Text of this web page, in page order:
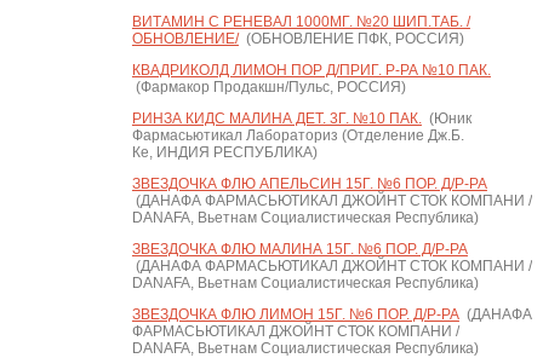
ВИТАМИН С РЕНЕВАЛ 1000МГ. №20 ШИП.ТАБ. /
ОБНОВЛЕНИЕ/(ОБНОВЛЕНИЕ ПФК, РОССИЯ)
КВАДРИКОЛД ЛИМОН ПОР Д/ПРИГ. Р-РА №10 ПАК.
(Фармакор Продакшн/Пульс, РОССИЯ)
РИНЗА КИДС МАЛИНА ДЕТ. 3Г. №10 ПАК.(Юник
Фармасьютикал Лабораториз (Отделение Дж.Б.
Ке, ИНДИЯ РЕСПУБЛИКА)
ЗВЕЗДОЧКА ФЛЮ АПЕЛЬСИН 15Г. №6 ПОР. Д/Р-РА
(ДАНАФА ФАРМАСЬЮТИКАЛ ДЖОЙНТ СТОК КОМПАНИ /
DANAFA, Вьетнам Социалистическая Республика)
ЗВЕЗДОЧКА ФЛЮ МАЛИНА 15Г. №6 ПОР. Д/Р-РА
(ДАНАФА ФАРМАСЬЮТИКАЛ ДЖОЙНТ СТОК КОМПАНИ /
DANAFA, Вьетнам Социалистическая Республика)
ЗВЕЗДОЧКА ФЛЮ ЛИМОН 15Г. №6 ПОР. Д/Р-РА(ДАНАФА
ФАРМАСЬЮТИКАЛ ДЖОЙНТ СТОК КОМПАНИ /
DANAFA, Вьетнам Социалистическая Республика)